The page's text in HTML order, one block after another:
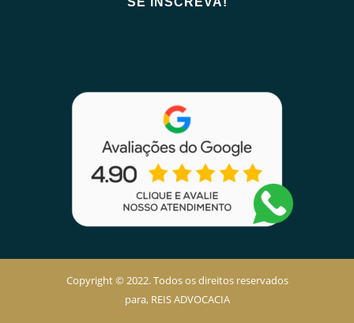
Copyright © 2022. Todos os direitos reservados
para, REIS ADVOCACIA